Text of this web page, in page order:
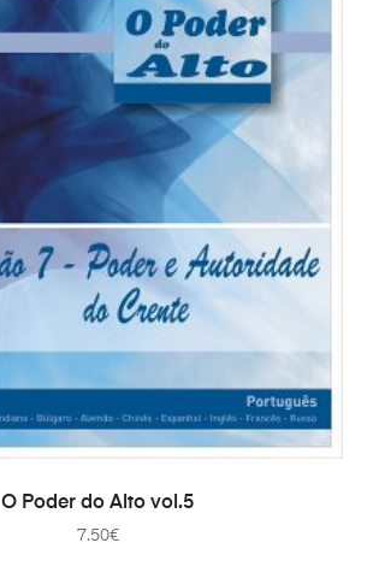
ADAUGĂ ÎN COȘ
O Poder do Alto vol.5
7.50€